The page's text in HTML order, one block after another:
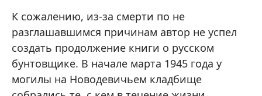
К сожалению, из-за смерти по не
разглашавшимся причинам автор не успел
создать продолжение книги о русском
бунтовщике. В начале марта 1945 года у
могилы на Новодевичьем кладбище